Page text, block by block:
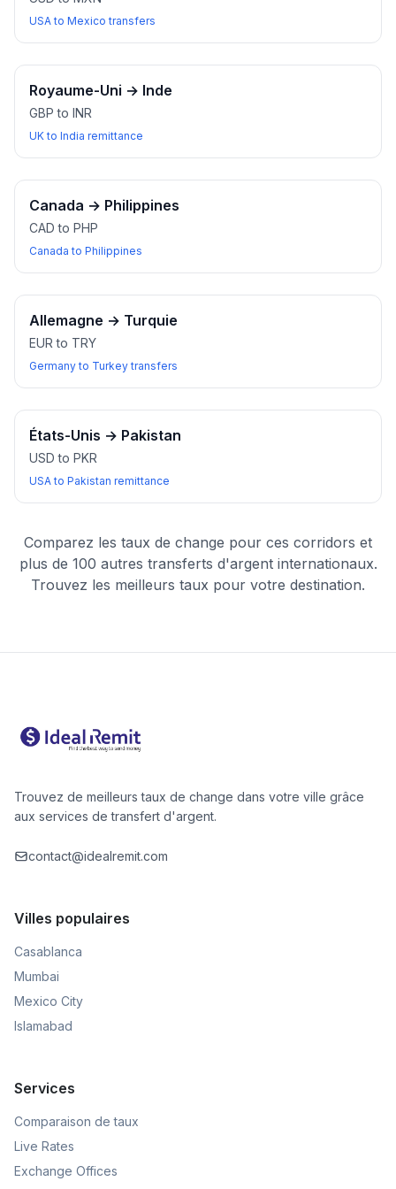
USA to Mexico transfers
Royaume-Uni → Inde
GBP to INR
UK to India remittance
Canada → Philippines
CAD to PHP
Canada to Philippines
Allemagne → Turquie
EUR to TRY
Germany to Turkey transfers
États-Unis → Pakistan
USD to PKR
USA to Pakistan remittance
Comparez les taux de change pour ces corridors et
plus de 100 autres transferts d'argent internationaux.
Trouvez les meilleurs taux pour votre destination.
Trouvez de meilleurs taux de change dans votre ville grâce
aux services de transfert d'argent.
contact@idealremit.com
Villes populaires
Casablanca
Mumbai
Mexico City
Islamabad
Services
Comparaison de taux
Live Rates
Exchange Offices